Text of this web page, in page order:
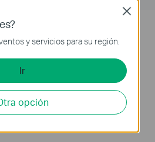
y servicios para su región.
Ir
opción
Close